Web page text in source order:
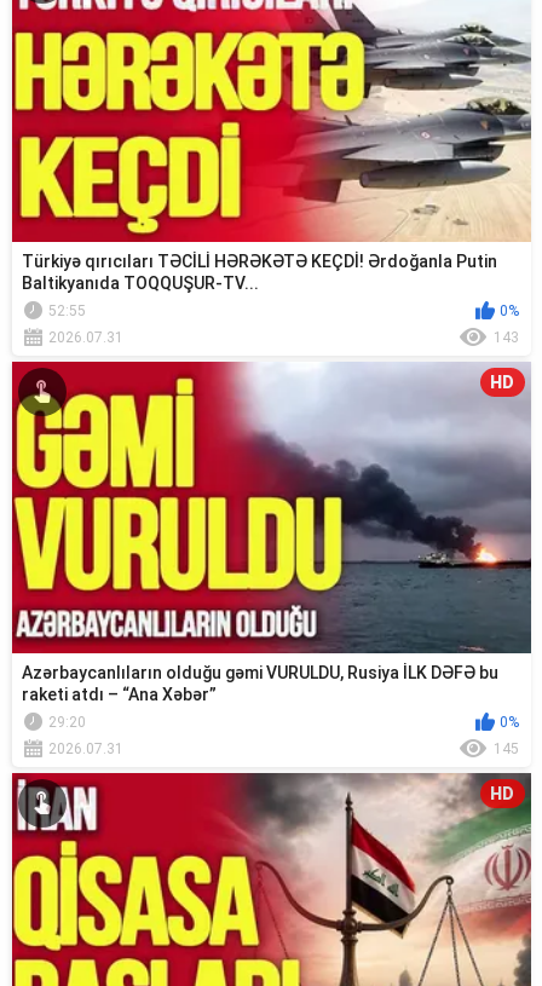
Türkiyə qırıcıları TƏCİLİ HƏRƏKƏTƏ KEÇDİ! Ərdoğanla Putin
Baltikyanıda TOQQUŞUR-TV...
52:55
0%
2026.07.31
143
HD
Azərbaycanlıların olduğu gəmi VURULDU, Rusiya İLK DƏFƏ bu
raketi atdı – “Ana Xəbər”
29:20
0%
2026.07.31
145
HD